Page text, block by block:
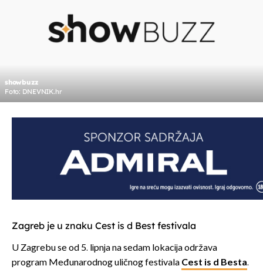
showbuzz
Foto: DNEVNIK.hr
Zagreb je u znaku Cest is d Best festivala
U Zagrebu se od 5. lipnja na sedam lokacija održava
program Međunarodnog uličnog festivala Cest is d Besta.
OMOGUĆI OBAVIJESTI